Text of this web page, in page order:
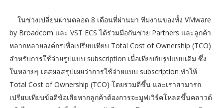
ในช่วงเปลี่ยนผ่านตลอด 8 เดือนที่ผ่านมา ทีมงานของทั้ง VMware
by Broadcom และ VST ECS ได้ร่วมมือกันช่วย Partners และลูกค้า
หลากหลายองค์กรเพื่อเปรียบเทียบ Total Cost of Ownership (TCO)
สำหรับการใช้จ่ายรูปแบบ subscription เมื่อเทียบกับรูปแบบเดิม ซึ่ง
ในหลายๆ เคสผลสรุปเผยว่าการใช้จ่ายแบบ subscription ทำให้
Total Cost of Ownership (TCO) โดยรวมดีขึ้น และเราสามารถ
เปรียบเทียบข้อดีข้อเสียหากลูกค้าต้องการจะมูฟเวิร์คโหลดขึ้นคลาวด์